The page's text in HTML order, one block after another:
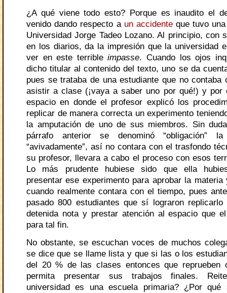
¿A qué viene todo esto? Porque es inaudito el
venido dando respecto a un accidenteque tuvo
Universidad Jorge Tadeo Lozano. Al principio, con
en los diarios, da la impresión que la universidad
ver en este terribleimpasse. Cuando los ojos
dicho titular al contenido del texto, uno se da
pues se trataba de una estudiante que no contaba
asistir a clase (¡vaya a saber uno por qué!) y por
espacio en donde el profesor explicó los
replicar de manera correcta un experimento
la amputación de uno de sus miembros. Sin
párrafo anterior se denominó “obligación”
“avivadamente”, así no contara con el trasfondo
su profesor, llevara a cabo el proceso con esos
Lo más prudente hubiese sido que ella
presentar ese experimento para aprobar la materia
cuando realmente contara con el tiempo, pues
pasado 800 estudiantes que sí lograron
detenida nota y prestar atención al espacio que
para tal fin.
No obstante, se escuchan voces de muchos
se dice que se llame lista y que si las o los
del 20 % de las clases entonces que reprueben
permita presentar sus trabajos finales.
universidad es una escuela primaria? ¿Por